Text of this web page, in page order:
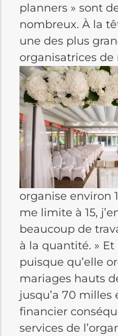
planners » sont
nombreux. À la
une des plus
organisatrices de
organise environ
me limite à 15,
beaucoup de
à la quantité. »
puisque qu’elle
mariages hauts
jusqu’a 70
financier
services de